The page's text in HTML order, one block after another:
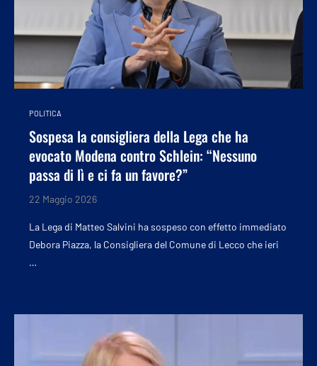
POLITICA
Sospesa la consigliera della Lega che ha
evocato Modena contro Schlein: “Nessuno
passa di lì e ci fa un favore?”
22 Maggio 2026
La Lega di Matteo Salvini ha sospeso con effetto immediato
Debora Piazza, la Consigliera del Comune di Lecco che ieri
…